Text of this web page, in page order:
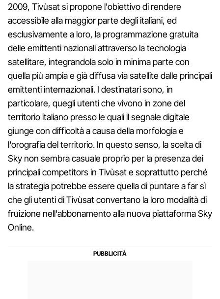
2009, Tivùsat si propone l'obiettivo di rendere
accessibile alla maggior parte degli italiani, ed
esclusivamente a loro, la programmazione gratuita
delle emittenti nazionali attraverso la tecnologia
satellitare, integrandola solo in minima parte con
quella più ampia e già diffusa via satellite dalle principali
emittenti internazionali. I destinatari sono, in
particolare, quegli utenti che vivono in zone del
territorio italiano presso le quali il segnale digitale
giunge con difficoltà a causa della morfologia e
l'orografia del territorio. In questo senso, la scelta di
Sky non sembra casuale proprio per la presenza dei
principali competitors in Tivùsat e soprattutto perché
la strategia potrebbe essere quella di puntare a far sì
che gli utenti di Tivùsat convertano la loro modalità di
fruizione nell'abbonamento alla nuova piattaforma Sky
Online.